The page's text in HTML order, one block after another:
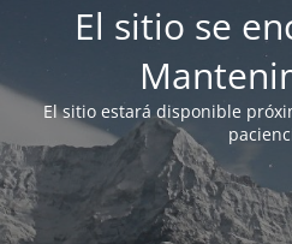
El sitio se
El sitio estará disponible